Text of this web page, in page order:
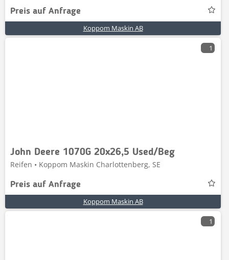
Preis auf Anfrage
Koppom Maskin AB
1
John Deere 1070G 20x26,5 Used/Beg
Reifen • Koppom Maskin Charlottenberg, SE
Preis auf Anfrage
Koppom Maskin AB
1